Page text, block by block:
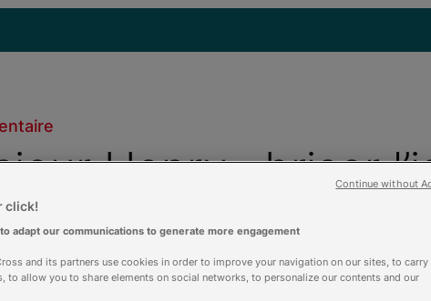
Henry : briser
sociale
click!
adapt our communications to generate more engagement
and its partners use cookies in order to improve your navigation on our sites, to carry
to allow you to share elements on social networks, to personalize our contents and our
Continue without